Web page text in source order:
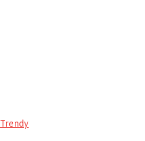
Trendy